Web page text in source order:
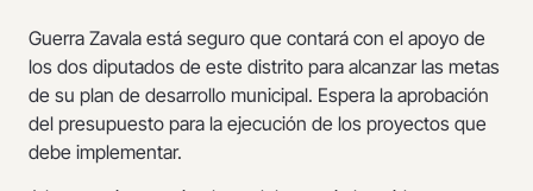
Guerra Zavala está seguro que contará con el apoyo de
los dos diputados de este distrito para alcanzar las metas
de su plan de desarrollo municipal. Espera la aprobación
del presupuesto para la ejecución de los proyectos que
debe implementar.